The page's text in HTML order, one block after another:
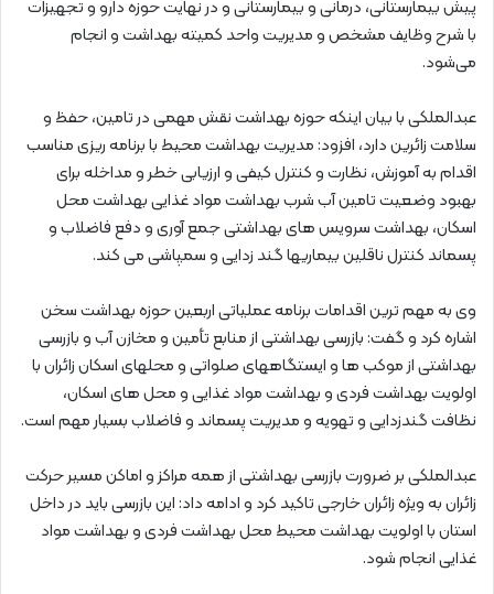
پیش بیمارستانی، درمانی و بیمارستانی و در نهایت حوزه دارو و تجهیزات
با شرح وظایف مشخص و مدیریت واحد کمیته بهداشت و انجام
می‌شود.
عبدالملکی با بیان اینکه حوزه بهداشت نقش مهمی در تامین، حفظ و
سلامت زائرین دارد، افزود: مدیریت بهداشت محیط با برنامه ریزی مناسب
اقدام به آموزش، نظارت و کنترل کیفی و ارزیابی خطر و مداخله برای
بهبود وضعیت تامین آب شرب بهداشت مواد غذایی بهداشت محل
اسکان، بهداشت سرویس های بهداشتی جمع آوری و دفع فاضلاب و
پسماند کنترل ناقلین بیماریها گند زدایی و سمپاشی می کند.
وی به مهم ترین اقدامات برنامه عملیاتی اربعین حوزه بهداشت سخن
اشاره کرد و گفت: بازرسی بهداشتی از منابع تأمین و مخازن آب و بازرسی
بهداشتی از موکب ها و ایستگاههای صلواتی و محلهای اسکان زائران با
اولویت بهداشت فردی و بهداشت مواد غذایی و محل های اسکان،
نظافت گندزدایی و تهویه و مدیریت پسماند و فاضلاب بسیار مهم است.
عبدالملکی بر ضرورت بازرسی بهداشتی از همه مراکز و اماکن مسیر حرکت
زائران به ویژه زائران خارجی تاکید کرد و ادامه داد: این بازرسی باید در داخل
استان با اولویت بهداشت محیط محل بهداشت فردی و بهداشت مواد
غذایی انجام شود.